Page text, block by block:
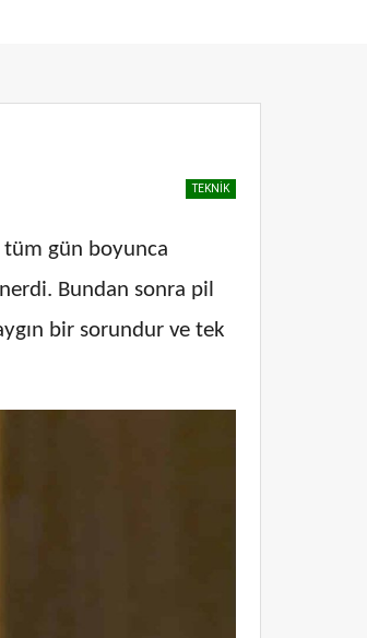
TEKNIK
tüm gün boyunca
Bundan sonra pil
bir sorundur ve tek